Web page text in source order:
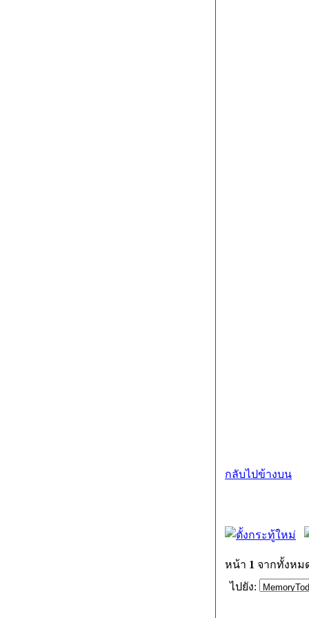
กลับไปข้างบน
หน้า 1 จากทั้งห
ไปยัง: